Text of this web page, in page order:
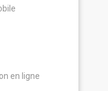
en ligne